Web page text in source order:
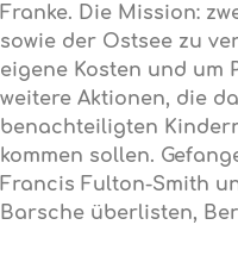
Franke. Die Mission:
sowie der Ostsee zu
eigene Kosten und um
weitere Aktionen, die
benachteiligten
kommen sollen.
Francis Fulton-Smith
Barsche überlisten,